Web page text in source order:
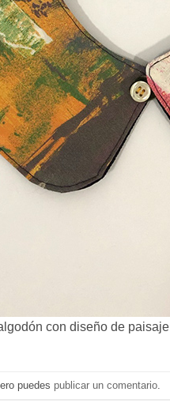
con diseño de
puedes publicar un comentario